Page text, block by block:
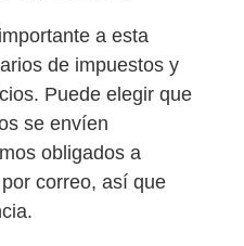
a esta
de impuestos y
Puede elegir que
se envíen
obligados a
correo, así que